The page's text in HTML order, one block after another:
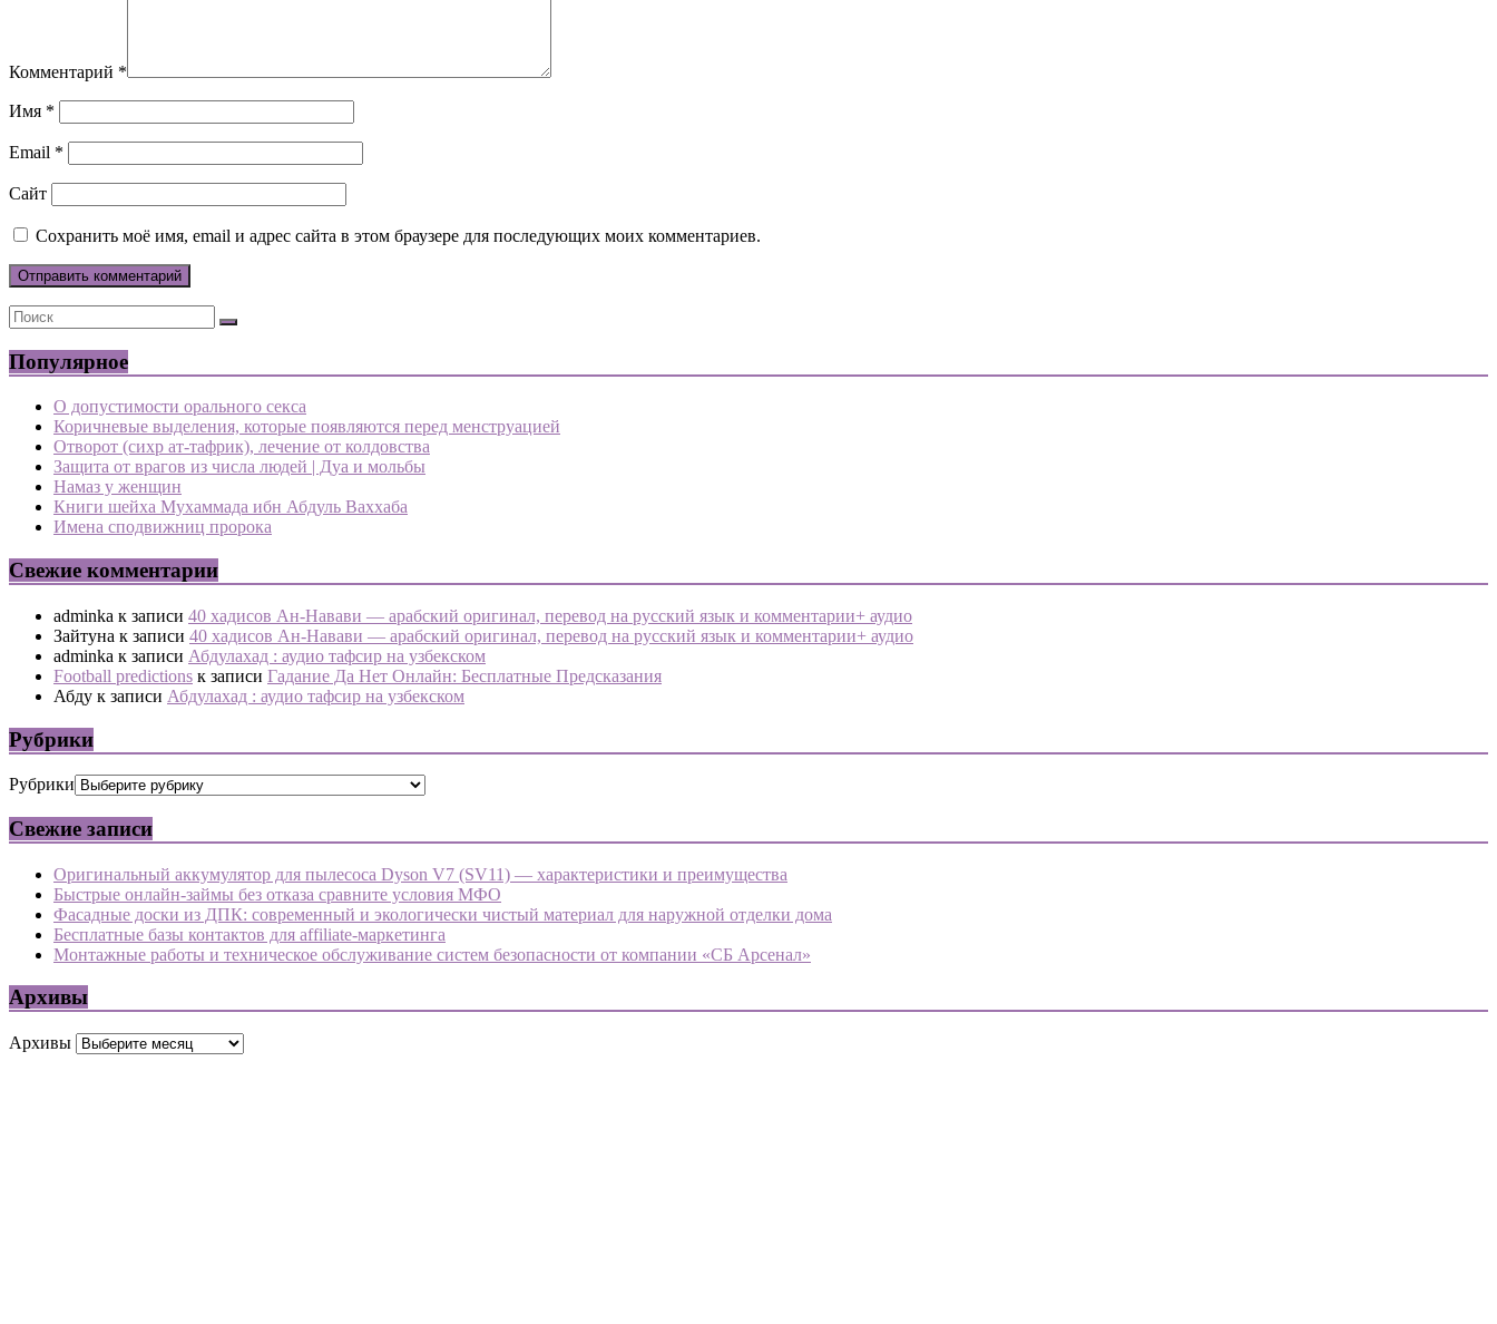
Комментарий *
Имя *
Email *
Сайт
Сохранить моё имя, email и адрес сайта в этом браузере для последующих моих комментариев.
Популярное
О допустимости орального секса
Коричневые выделения, которые появляются перед менструацией
Отворот (сихр ат-тафрик), лечение от колдовства
Защита от врагов из числа людей | Дуа и мольбы
Намаз у женщин
Книги шейха Мухаммада ибн Абдуль Ваххаба
Имена сподвижниц пророка
Свежие комментарии
adminka к записи 40 хадисов Ан-Навави — арабский оригинал, перевод на русский язык и комментарии+ аудио
Зайтуна к записи 40 хадисов Ан-Навави — арабский оригинал, перевод на русский язык и комментарии+ аудио
adminka к записи Абдулахад : аудио тафсир на узбекском
Football predictions к записи Гадание Да Нет Онлайн: Бесплатные Предсказания
Абду к записи Абдулахад : аудио тафсир на узбекском
Рубрики
Рубрики
Свежие записи
Оригинальный аккумулятор для пылесоса Dyson V7 (SV11) — характеристики и преимущества
Быстрые онлайн-займы без отказа сравните условия МФО
Фасадные доски из ДПК: современный и экологически чистый материал для наружной отделки дома
Бесплатные базы контактов для affiliate-маркетинга
Монтажные работы и техническое обслуживание систем безопасности от компании «СБ Арсенал»
Архивы
Архивы